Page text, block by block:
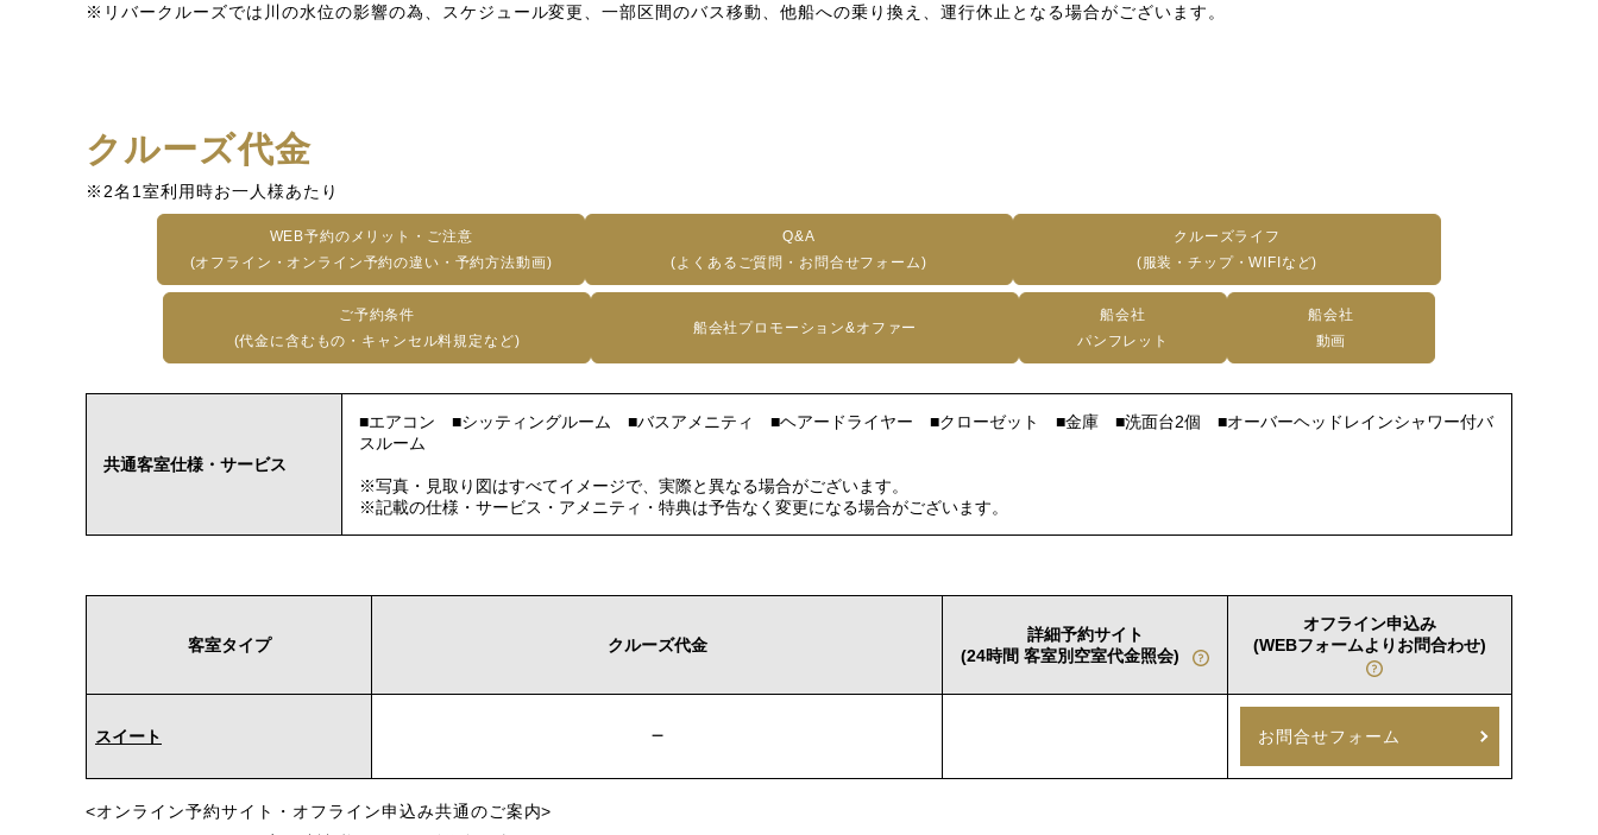
※リバークルーズでは川の水位の影響の為、スケジュール変更、一部区間のバス移動、他船への乗り換え、運行休止となる場合がございます。
クルーズ代金
※2名1室利用時お一人様あたり
WEB予約のメリット・ご注意
(オフライン・オンライン予約の違い・予約方法動画)
Q&A
(よくあるご質問・お問合せフォーム)
クルーズライフ
(服装・チップ・WIFIなど)
ご予約条件
(代金に含むもの・キャンセル料規定など)
船会社プロモーション&オファー
船会社
パンフレット
船会社
動画
共通客室仕様・サービス
■エアコン ■シッティングルーム ■バスアメニティ ■ヘアードライヤー ■クローゼット ■金庫 ■洗面台2個 ■オーバーヘッドレインシャワー付バ
スルーム
※写真・見取り図はすべてイメージで、実際と異なる場合がございます。
※記載の仕様・サービス・アメニティ・特典は予告なく変更になる場合がございます。
客室タイプ クルーズ代金
詳細予約サイト
(24時間 客室別空室代金照会)
オフライン申込み
(WEBフォームよりお問合わせ)
スイート － お問合せフォーム
<オンライン予約サイト・オフライン申込み共通のご案内>